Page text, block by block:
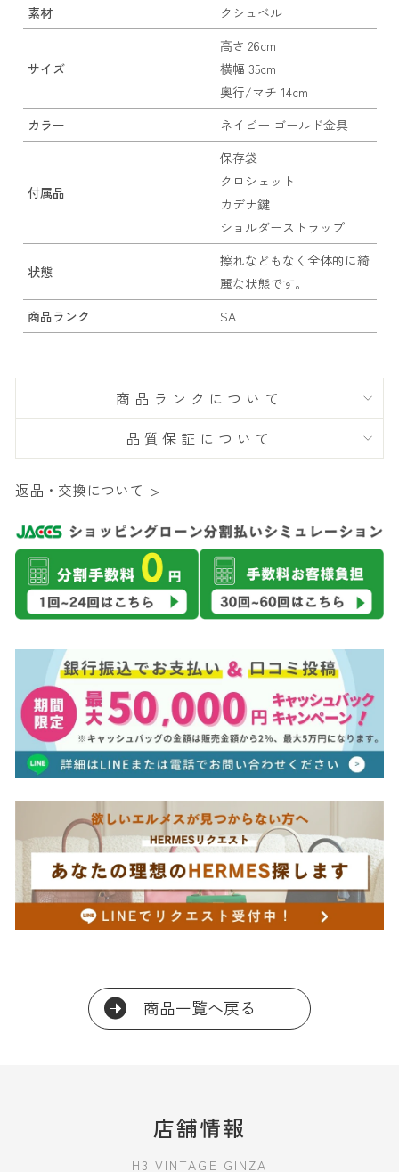
素材
クシュベル
サイズ
高さ 26cm
横幅 35cm
奥行/マチ 14cm
カラー
ネイビー ゴールド金具
付属品
保存袋
クロシェット
カデナ鍵
ショルダーストラップ
状態
擦れなどもなく全体的に綺
麗な状態です。
商品ランク
SA
商品ランクについて
品質保証について
返品・交換について >
商品一覧へ戻る
店舗情報
H3 VINTAGE GINZA